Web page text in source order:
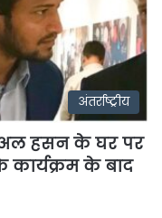
अंतर्राष्ट्रीय
अल हसन के घर पर
कार्यक्रम के बाद